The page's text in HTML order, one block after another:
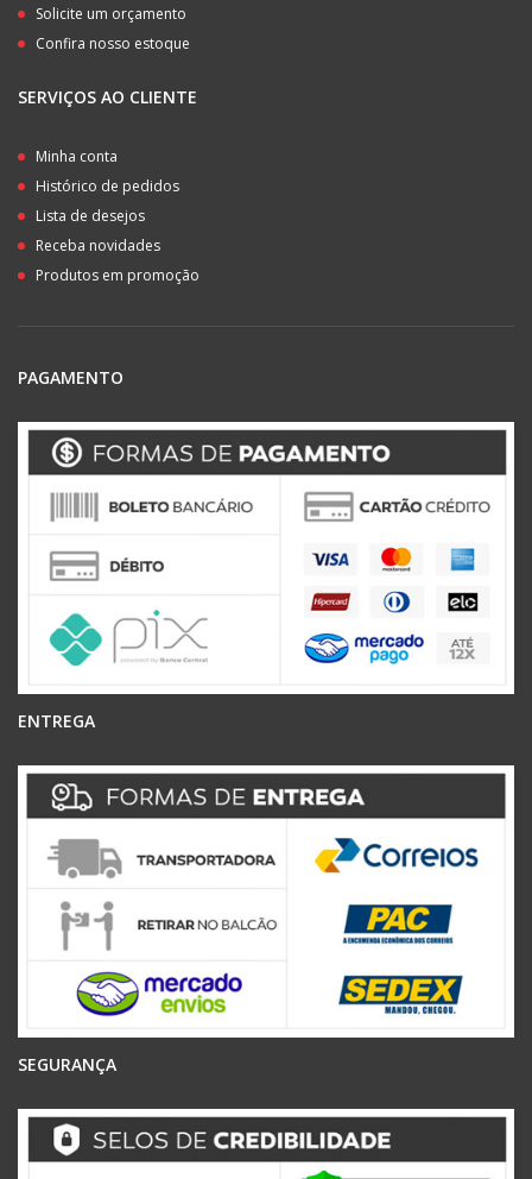
Solicite um orçamento
Confira nosso estoque
SERVIÇOS AO CLIENTE
Minha conta
Histórico de pedidos
Lista de desejos
Receba novidades
Produtos em promoção
PAGAMENTO
ENTREGA
SEGURANÇA